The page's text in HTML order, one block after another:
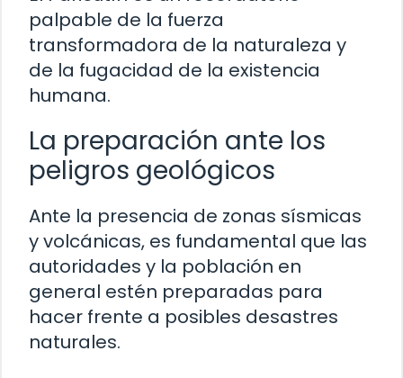
palpable de la fuerza
transformadora de la naturaleza y
de la fugacidad de la existencia
humana.
La preparación ante los
peligros geológicos
Ante la presencia de zonas sísmicas
y volcánicas, es fundamental que las
autoridades y la población en
general estén preparadas para
hacer frente a posibles desastres
naturales.